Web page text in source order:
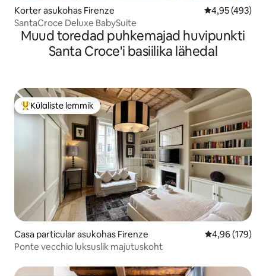
Korter asukohas Firenze Keskmine
4,95 (493)
SantaCroce Deluxe BabySuite
Muud toredad puhkemajad huvipunkti
Santa Croce'i basiilika lähedal
Külaliste suur lemmik
Külaliste lemmik
Casa particular asukohas Firenze Keskmine
4,96 (179)
Ponte vecchio luksuslik majutuskoht